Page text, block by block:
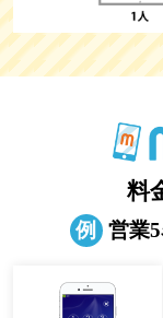
料
例 営業